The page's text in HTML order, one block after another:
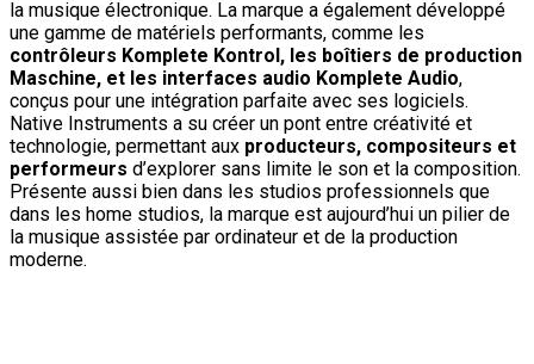
la musique électronique. La marque a également développé
une gamme de matériels performants, comme les
contrôleurs Komplete Kontrol, les boîtiers de production
Maschine, et les interfaces audio Komplete Audio,
conçus pour une intégration parfaite avec ses logiciels.
Native Instruments a su créer un pont entre créativité et
technologie, permettant aux producteurs, compositeurs et
performeurs d’explorer sans limite le son et la composition.
Présente aussi bien dans les studios professionnels que
dans les home studios, la marque est aujourd’hui un pilier de
la musique assistée par ordinateur et de la production
moderne.